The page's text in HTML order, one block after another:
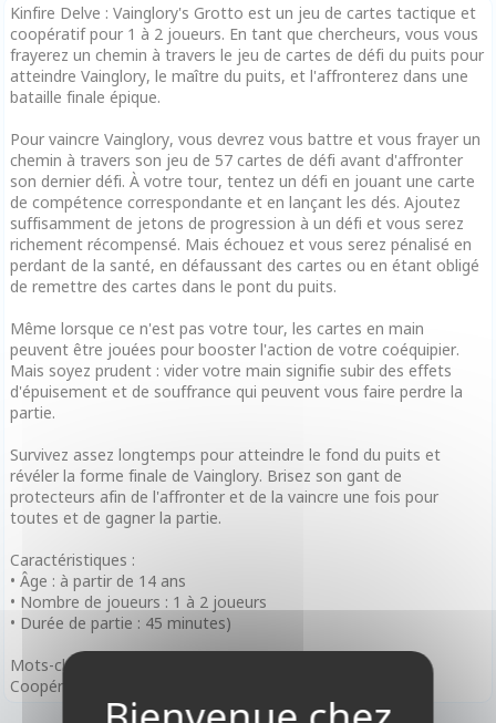
Kinfire Delve : Vainglory's Grotto est un jeu de cartes tactique et
coopératif pour 1 à 2 joueurs. En tant que chercheurs, vous vous
frayerez un chemin à travers le jeu de cartes de défi du puits pour
atteindre Vainglory, le maître du puits, et l'affronterez dans une
bataille finale épique.
Pour vaincre Vainglory, vous devrez vous battre et vous frayer un
chemin à travers son jeu de 57 cartes de défi avant d'affronter
son dernier défi. À votre tour, tentez un défi en jouant une carte
de compétence correspondante et en lançant les dés. Ajoutez
suffisamment de jetons de progression à un défi et vous serez
richement récompensé. Mais échouez et vous serez pénalisé en
perdant de la santé, en défaussant des cartes ou en étant obligé
de remettre des cartes dans le pont du puits.
Même lorsque ce n'est pas votre tour, les cartes en main
peuvent être jouées pour booster l'action de votre coéquipier.
Mais soyez prudent : vider votre main signifie subir des effets
d'épuisement et de souffrance qui peuvent vous faire perdre la
partie.
Survivez assez longtemps pour atteindre le fond du puits et
révéler la forme finale de Vainglory. Brisez son gant de
protecteurs afin de l'affronter et de la vaincre une fois pour
toutes et de gagner la partie.
Caractéristiques :
• Âge : à partir de 14 ans
• Nombre de joueurs : 1 à 2 joueurs
• Durée de partie : 45 minutes)
Mots-clés :
Coopératif, Tactique, jeu solo, jeu à deux